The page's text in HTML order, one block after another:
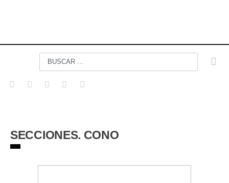
SECCIONES. CONO